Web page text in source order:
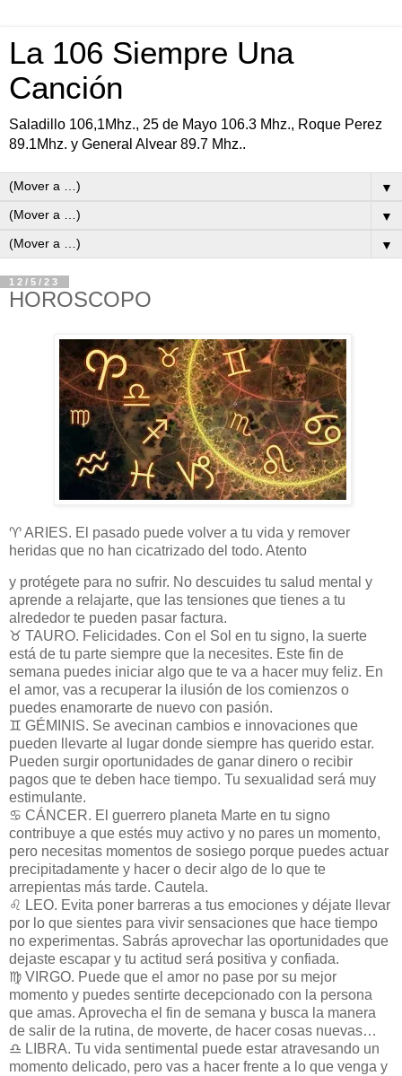
La 106 Siempre Una
Canción
Saladillo 106,1Mhz., 25 de Mayo 106.3 Mhz., Roque Perez
89.1Mhz. y General Alvear 89.7 Mhz..
▼
▼
▼
12/5/23
HOROSCOPO
♈ ARIES. El pasado puede volver a tu vida y remover
heridas que no han cicatrizado del todo. Atento
y protégete para no sufrir. No descuides tu salud mental y
aprende a relajarte, que las tensiones que tienes a tu
alrededor te pueden pasar factura.
♉ TAURO. Felicidades. Con el Sol en tu signo, la suerte
está de tu parte siempre que la necesites. Este fin de
semana puedes iniciar algo que te va a hacer muy feliz. En
el amor, vas a recuperar la ilusión de los comienzos o
puedes enamorarte de nuevo con pasión.
♊ GÉMINIS. Se avecinan cambios e innovaciones que
pueden llevarte al lugar donde siempre has querido estar.
Pueden surgir oportunidades de ganar dinero o recibir
pagos que te deben hace tiempo. Tu sexualidad será muy
estimulante.
♋ CÁNCER. El guerrero planeta Marte en tu signo
contribuye a que estés muy activo y no pares un momento,
pero necesitas momentos de sosiego porque puedes actuar
precipitadamente y hacer o decir algo de lo que te
arrepientas más tarde. Cautela.
♌ LEO. Evita poner barreras a tus emociones y déjate llevar
por lo que sientes para vivir sensaciones que hace tiempo
no experimentas. Sabrás aprovechar las oportunidades que
dejaste escapar y tu actitud será positiva y confiada.
♍ VIRGO. Puede que el amor no pase por su mejor
momento y puedes sentirte decepcionado con la persona
que amas. Aprovecha el fin de semana y busca la manera
de salir de la rutina, de moverte, de hacer cosas nuevas…
♎ LIBRA. Tu vida sentimental puede estar atravesando un
momento delicado, pero vas a hacer frente a lo que venga y